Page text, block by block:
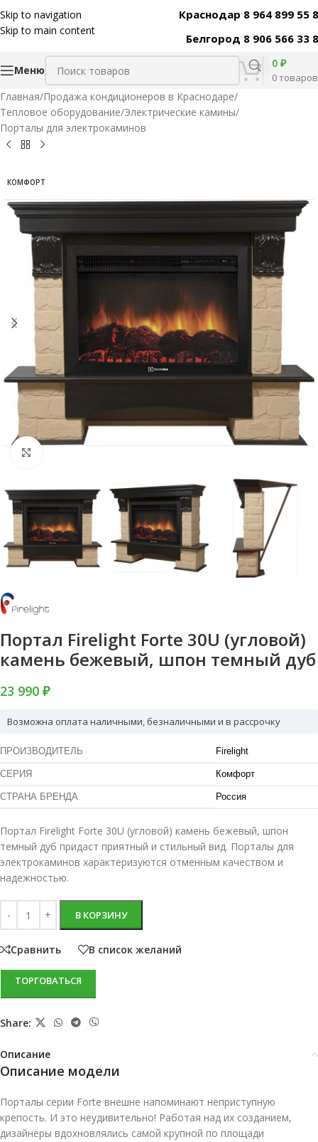
Skip to navigation
Skip to main content
Краснодар 8 964 899 55
Белгород 8 906 566 33
Меню
0товаров
0 ₽
Главная/Продажа кондиционеров в Краснодаре/
Тепловое оборудование/Электрические камины/
Порталы для электрокаминов
Код товара:31401
КОМФОРТ
Портал Firelight Forte 30U (угловой)
камень бежевый, шпон темный дуб
23 990 ₽
Возможна оплата наличными, безналичными и в рассрочку
ПРОИЗВОДИТЕЛЬ Firelight
СЕРИЯ Комфорт
СТРАНА БРЕНДА Россия
Портал Firelight Forte 30U (угловой) камень бежевый, шпон
темный дуб придаст приятный и стильный вид. Порталы для
электрокаминов характеризуются отменным качеством и
надежностью.
В КОРЗИНУ
Сравнить В список желаний
ТОРГОВАТЬСЯ
Share:
Описание
Описание модели
Порталы серии Forte внешне напоминают неприступную
крепость. И это неудивительно! Работая над их созданием,
дизайнеры вдохновлялись самой крупной по площади